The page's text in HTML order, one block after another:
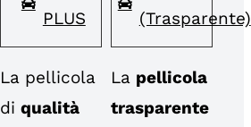
PLUS
La pellicola
di qualità
(Trasparente)
La pellicola
trasparente